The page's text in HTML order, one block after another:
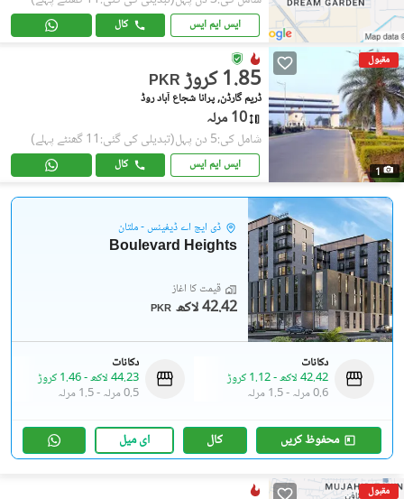
ایس ایم ایس کال
مقبول
1
PKR 1.85 کروڑ
ڈریم گارڈن, پرانا شجاع آباد روڈ
10 مرلہ
شامل کی:5 دن پہل (تبدیلی کی گئی:11 گھنٹے پہلے)
ایس ایم ایس کال
ڈی ایچ اے ڈیفینس - ملتان
Boulevard Heights
قیمت کا آغاز
PKR 42.42 لاکھ
دکانات
42.42 لاکھ
-1.12 کروڑ
0.6 مرلہ
-1.5 مرلہ
دکانات
44.23 لاکھ
-1.46 کروڑ
0.5 مرلہ
-1.5 مرلہ
محفوظ کریں کال ای میل
مقبول